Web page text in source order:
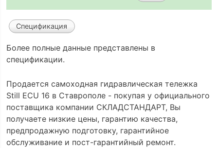
Спецификация
Более полные данные представлены в
спецификации.
Продается самоходная гидравлическая тележка
Still ECU 16 в Ставрополе - покупая у официального
поставщика компании СКЛАДСТАНДАРТ, Вы
получаете низкие цены, гарантию качества,
предпродажную подготовку, гарантийное
обслуживание и пост-гарантийный ремонт.